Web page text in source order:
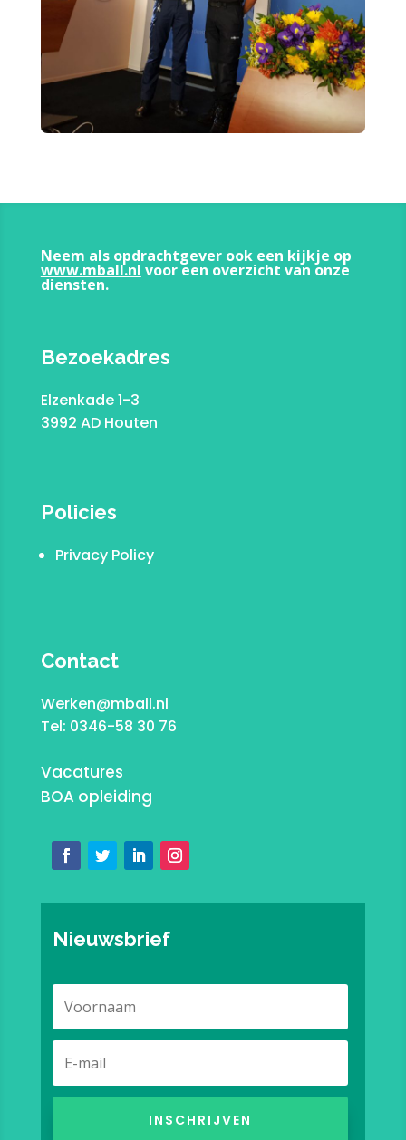
Neem als opdrachtgever ook een kijkje op
www.mball.nl voor een overzicht van onze
diensten.
Bezoekadres
Elzenkade 1-3
3992 AD Houten
Policies
Privacy Policy
Contact
Werken@mball.nl
Tel: 0346-58 30 76
Vacatures
BOA opleiding
Nieuwsbrief
INSCHRIJVEN